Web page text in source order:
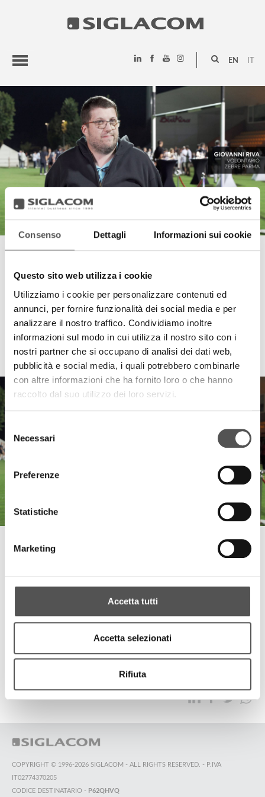
Consenso Dettagli Informazioni sui cookie
Questo sito web utilizza i cookie
Utilizziamo i cookie per personalizzare contenuti ed
annunci, per fornire funzionalità dei social media e per
analizzare il nostro traffico. Condividiamo inoltre
informazioni sul modo in cui utilizza il nostro sito con i
nostri partner che si occupano di analisi dei dati web,
pubblicità e social media, i quali potrebbero combinarle
con altre informazioni che ha fornito loro o che hanno
raccolto dal suo utilizzo dei loro servizi.
del
consenso
Necessari
Preferenze
Statistiche
Marketing
Accetta tutti
Accetta selezionati
Rifiuta
EN
PROJECTS
HIGHLIGHTS
ALL HIGHLIGHTS
TOP SEARCHES SITEMAP SUSTAINABILITY
COPYRIGHT © 1996-2026 SIGLACOM - ALL RIGHTS RESERVED. - P.IVA
IT02774370205
CODICE DESTINATARIO - P62QHVQ